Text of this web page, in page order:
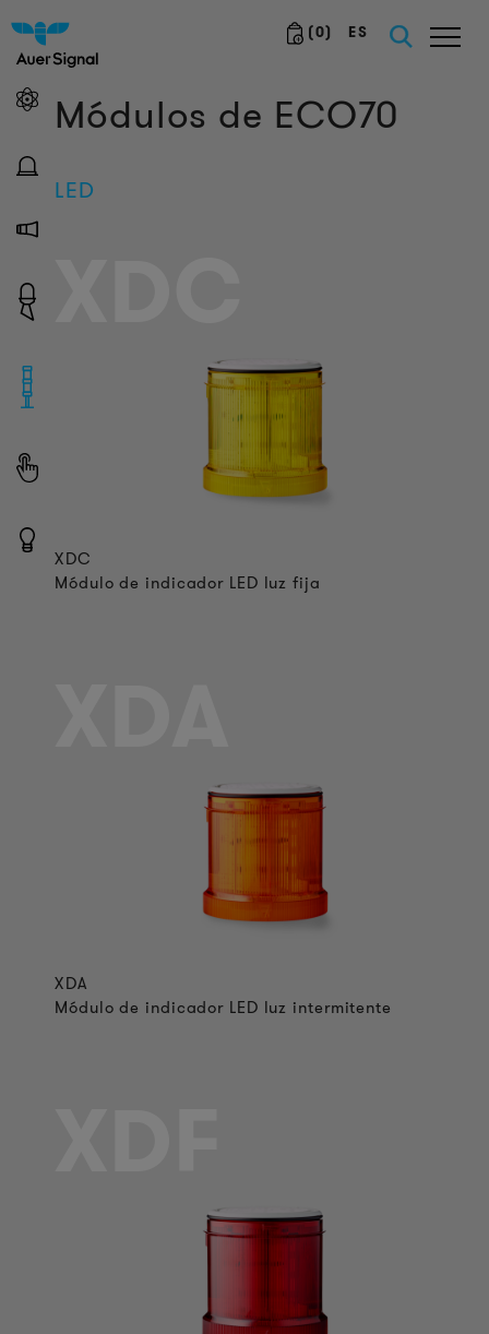
(0) ES
Módulos de ECO70
LED
XDC
Módulo de indicador LED luz fija
XDA
Módulo de indicador LED luz intermitente